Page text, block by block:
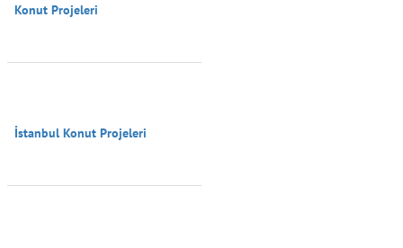
Konut Projeleri
İstanbul Konut Projeleri